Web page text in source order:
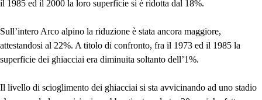
il 1985 ed il 2000 la loro superficie si è ridotta dal 18%.
Sull’intero Arco alpino la riduzione è stata ancora maggiore,
attestandosi al 22%. A titolo di confronto, fra il 1973 ed il 1985 la
superficie dei ghiacciai era diminuita soltanto dell’1%.
Il livello di scioglimento dei ghiacciai si sta avvicinando ad uno stadio